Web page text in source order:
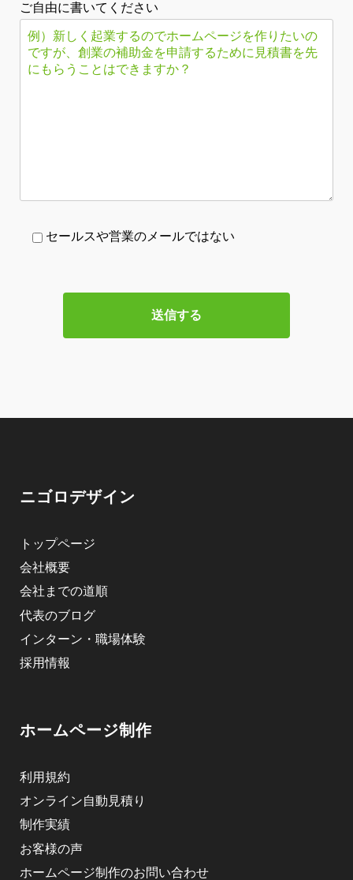
ご自由に書いてください
セールスや営業のメールではない
ニゴロデザイン
トップページ
会社概要
会社までの道順
代表のブログ
インターン・職場体験
採用情報
ホームページ制作
利用規約
オンライン自動見積り
制作実績
お客様の声
ホームページ制作のお問い合わせ